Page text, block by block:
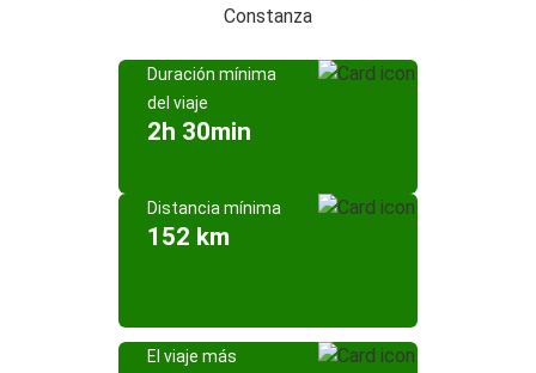
Constanza
Duración mínima
del viaje
2h 30min
Distancia mínima
152 km
El viaje más